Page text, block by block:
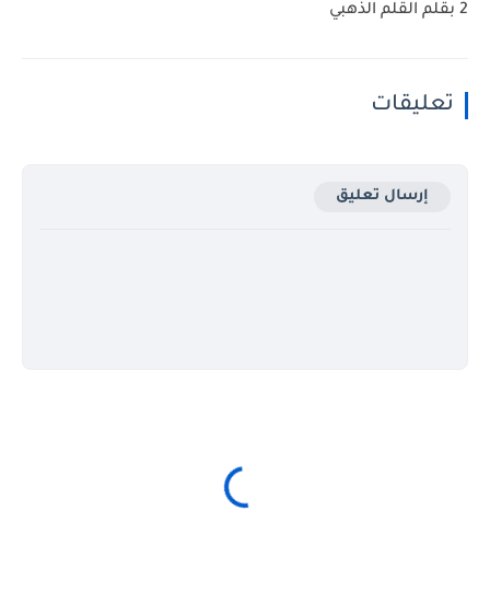
2 بقلم القلم الذهبي
تعليقات
إرسال تعليق